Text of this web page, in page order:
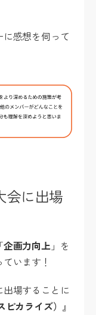
感想を伺って
会に出場
企画力向上」を
います！
場することに
ピカライズ） 』